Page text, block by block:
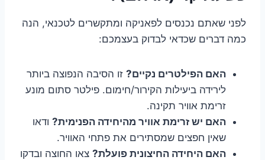
לפני שאתם נכנסים לפאניקה ומתקשרים לטכנאי, הנה
כמה דברים שכדאי לבדוק בעצמכם:
האם הפילטרים נקיים? זו הסיבה הנפוצה ביותר
לירידה ביעילות הקירור/חימום. פילטר סתום מונע
זרימת אוויר תקינה.
האם יש זרימת אוויר מהיחידה הפנימית? ודאו
שאין חפצים שמסתירים את פתחי האוויר.
האם היחידה החיצונית פועלת? צאו החוצה ובדקו